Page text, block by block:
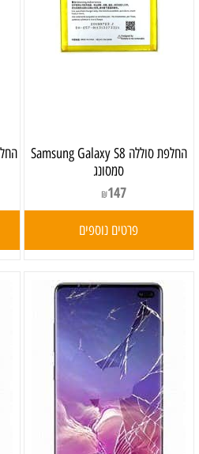
‏החלפת סוללה Samsung Galaxy S8
סמסונג
₪147
פרטים נוספים